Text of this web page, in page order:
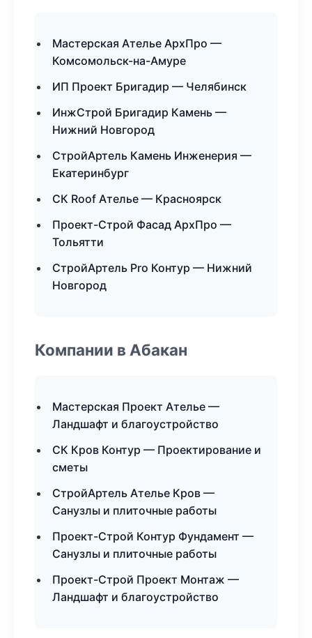
Мастерская Ателье АрхПро —
Комсомольск-на-Амуре
ИП Проект Бригадир — Челябинск
ИнжСтрой Бригадир Камень —
Нижний Новгород
СтройАртель Камень Инженерия —
Екатеринбург
СК Roof Ателье — Красноярск
Проект-Строй Фасад АрхПро —
Тольятти
СтройАртель Pro Контур — Нижний
Новгород
Компании в Абакан
Мастерская Проект Ателье —
Ландшафт и благоустройство
СК Кров Контур — Проектирование и
сметы
СтройАртель Ателье Кров —
Санузлы и плиточные работы
Проект-Строй Контур Фундамент —
Санузлы и плиточные работы
Проект-Строй Проект Монтаж —
Ландшафт и благоустройство